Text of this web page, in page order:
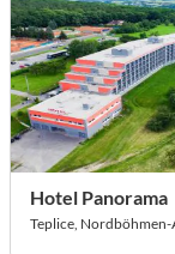
Hotel Panorama
Teplice, Nordböhmen-